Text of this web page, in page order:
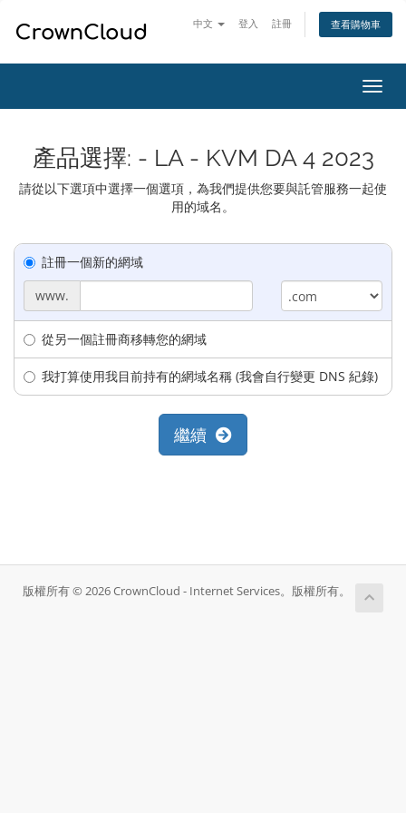
中文 登入 註冊 查看購物車
切
換
產品選擇: - LA - KVM DA 4 2023
請從以下選項中選擇一個選項，為我們提供您要與託管服務一起使
用的域名。
註冊一個新的網域
www.
從另一個註冊商移轉您的網域
我打算使用我目前持有的網域名稱 (我會自行變更 DNS 紀錄)
繼續
版權所有 © 2026 CrownCloud - Internet Services。版權所有。